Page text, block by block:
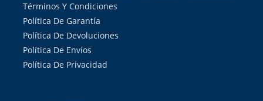
Términos Y Condiciones
Política De Garantía
Política De Devoluciones
Política De Envíos
Política De Privacidad